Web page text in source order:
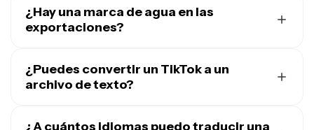
¿Hay una marca de agua en las
exportaciones?
exportación —incluyendo la del Generador de
Transcripciones de TikTok— incluirá una pequeña marca
¿Puedes convertir un TikTok a un
archivo de texto?
TikTok te permite generar un archivo TXT de un video
¿A cuántos idiomas puedo traducir una